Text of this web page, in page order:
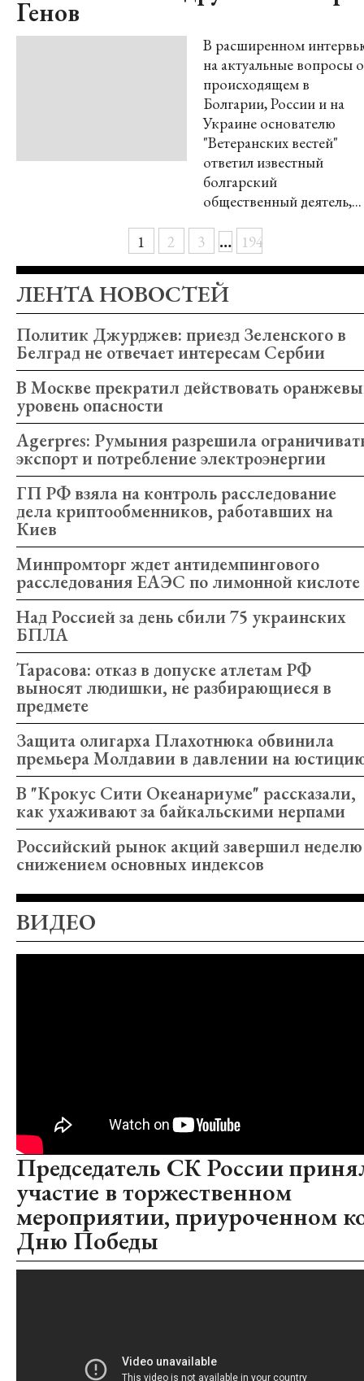
Генов
В расширенном
на актуальные вопросы о
происходящем в
Болгарии, России и на
Украине основателю
"Ветеранских вестей"
ответил известный
болгарский
общественный деятель,...
1
2 3 … 194
ЛЕНТА НОВОСТЕЙ
Политик Джурджев: приезд Зеленского в
Белград не отвечает интересам Сербии
В Москве прекратил действовать
уровень опасности
Agerpres: Румыния разрешила
экспорт и потребление электроэнергии
ГП РФ взяла на контроль расследование
дела криптообменников, работавших на
Киев
Минпромторг ждет антидемпингового
расследования ЕАЭС по лимонной кислоте
Над Россией за день сбили 75 украинских
БПЛА
Тарасова: отказ в допуске атлетам РФ
выносят людишки, не разбирающиеся в
предмете
Защита олигарха Плахотнюка обвинила
премьера Молдавии в давлении на
В "Крокус Сити Океанариуме" рассказали,
как ухаживают за байкальскими нерпами
Российский рынок акций завершил неделю
снижением основных индексов
ВИДЕО
Председатель СК России
участие в торжественном
мероприятии, приуроченном
Дню Победы